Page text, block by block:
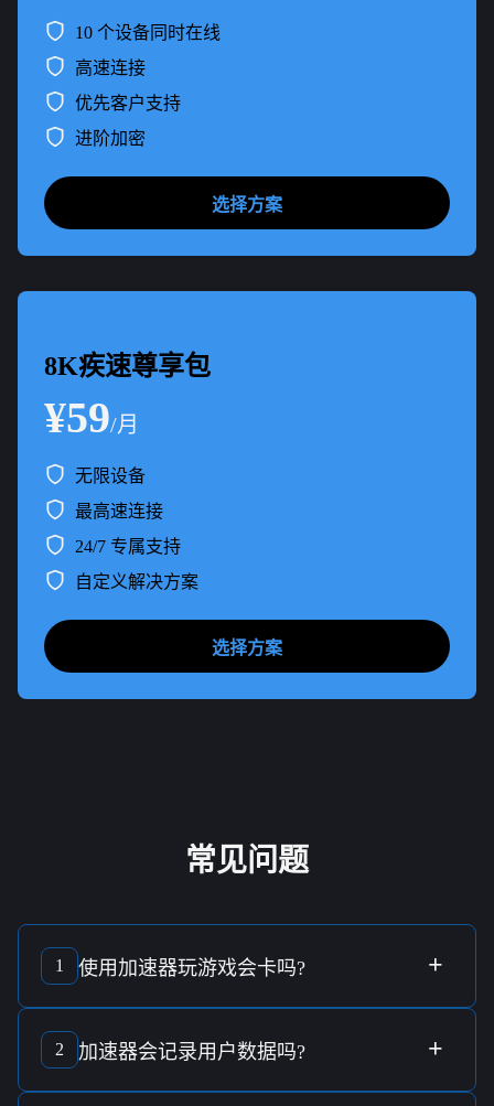
10 个设备同时在线
高速连接
优先客户支持
进阶加密
选择方案
8K疾速尊享包
¥59/月
无限设备
最高速连接
24/7 专属支持
自定义解决方案
选择方案
常见问题
1 使用 加速器玩游戏会卡吗? +
路速度。优质的 加速器 可有效减少延迟
2 加速器会记录用户数据吗? +